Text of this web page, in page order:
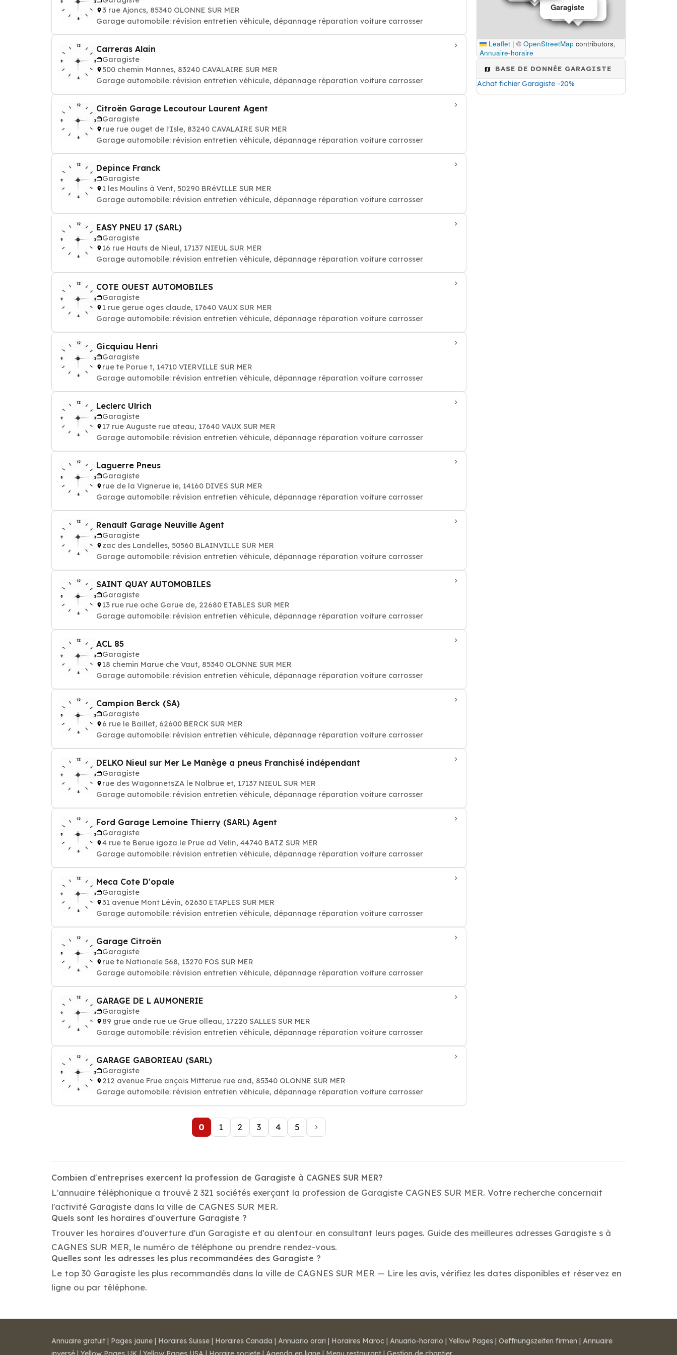
3 rue Ajoncs, 85340 OLONNE SUR MER
Garage automobile: révision entretien véhicule, dépannage réparation voiture carrosser
Carreras Alain
Garagiste
500 chemin Mannes, 83240 CAVALAIRE SUR MER
Garage automobile: révision entretien véhicule, dépannage réparation voiture carrosser
Citroën Garage Lecoutour Laurent Agent
Garagiste
rue rue ouget de l'Isle, 83240 CAVALAIRE SUR MER
Garage automobile: révision entretien véhicule, dépannage réparation voiture carrosser
Depince Franck
Garagiste
1 les Moulins à Vent, 50290 BRéVILLE SUR MER
Garage automobile: révision entretien véhicule, dépannage réparation voiture carrosser
EASY PNEU 17 (SARL)
Garagiste
16 rue Hauts de Nieul, 17137 NIEUL SUR MER
Garage automobile: révision entretien véhicule, dépannage réparation voiture carrosser
COTE OUEST AUTOMOBILES
Garagiste
1 rue gerue oges claude, 17640 VAUX SUR MER
Garage automobile: révision entretien véhicule, dépannage réparation voiture carrosser
Gicquiau Henri
Garagiste
rue te Porue t, 14710 VIERVILLE SUR MER
Garage automobile: révision entretien véhicule, dépannage réparation voiture carrosser
Leclerc Ulrich
Garagiste
17 rue Auguste rue ateau, 17640 VAUX SUR MER
Garage automobile: révision entretien véhicule, dépannage réparation voiture carrosser
Laguerre Pneus
Garagiste
rue de la Vignerue ie, 14160 DIVES SUR MER
Garage automobile: révision entretien véhicule, dépannage réparation voiture carrosser
Renault Garage Neuville Agent
Garagiste
zac des Landelles, 50560 BLAINVILLE SUR MER
Garage automobile: révision entretien véhicule, dépannage réparation voiture carrosser
SAINT QUAY AUTOMOBILES
Garagiste
13 rue rue oche Garue de, 22680 ETABLES SUR MER
Garage automobile: révision entretien véhicule, dépannage réparation voiture carrosser
ACL 85
Garagiste
18 chemin Marue che Vaut, 85340 OLONNE SUR MER
Garage automobile: révision entretien véhicule, dépannage réparation voiture carrosser
Campion Berck (SA)
Garagiste
6 rue le Baillet, 62600 BERCK SUR MER
Garage automobile: révision entretien véhicule, dépannage réparation voiture carrosser
DELKO Nieul sur Mer Le Manège a pneus Franchisé indépendant
Garagiste
rue des WagonnetsZA le Nalbrue et, 17137 NIEUL SUR MER
Garage automobile: révision entretien véhicule, dépannage réparation voiture carrosser
Ford Garage Lemoine Thierry (SARL) Agent
Garagiste
4 rue te Berue igoza le Prue ad Velin, 44740 BATZ SUR MER
Garage automobile: révision entretien véhicule, dépannage réparation voiture carrosser
Meca Cote D'opale
Garagiste
31 avenue Mont Lévin, 62630 ETAPLES SUR MER
Garage automobile: révision entretien véhicule, dépannage réparation voiture carrosser
Garage Citroën
Garagiste
rue te Nationale 568, 13270 FOS SUR MER
Garage automobile: révision entretien véhicule, dépannage réparation voiture carrosser
GARAGE DE L AUMONERIE
Garagiste
89 grue ande rue ue Grue olleau, 17220 SALLES SUR MER
Garage automobile: révision entretien véhicule, dépannage réparation voiture carrosser
GARAGE GABORIEAU (SARL)
Garagiste
212 avenue Frue ançois Mitterue rue and, 85340 OLONNE SUR MER
Garage automobile: révision entretien véhicule, dépannage réparation voiture carrosser
0 1 2 3 4 5
Garagiste
Garagiste
Garagiste
Leaflet | © OpenStreetMap contributors,
Annuaire-horaire
BASE DE DONNÉE GARAGISTE
Achat fichier Garagiste -20%
Combien d'entreprises exercent la profession de Garagiste à CAGNES SUR MER?
L'annuaire téléphonique a trouvé 2 321 sociétés exerçant la profession de Garagiste CAGNES SUR MER. Votre recherche concernait
l'activité Garagiste dans la ville de CAGNES SUR MER.
Quels sont les horaires d'ouverture Garagiste ?
Trouver les horaires d'ouverture d'un Garagiste et au alentour en consultant leurs pages. Guide des meilleures adresses Garagiste s à
CAGNES SUR MER, le numéro de téléphone ou prendre rendez-vous.
Quelles sont les adresses les plus recommandées des Garagiste ?
Le top 30 Garagiste les plus recommandés dans la ville de CAGNES SUR MER — Lire les avis, vérifiez les dates disponibles et réservez en
ligne ou par téléphone.
Annuaire gratuit | Pages jaune | Horaires Suisse | Horaires Canada | Annuario orari | Horaires Maroc | Anuario-horario | Yellow Pages | Oeffnungszeiten firmen | Annuaire